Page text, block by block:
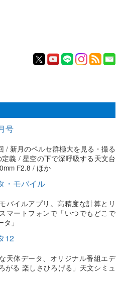
号
/ 新月のペルセ群極大を見る・撮る
義 / 星空の下で深呼吸する天文台
F2.8 / ほか
・モバイル
バイルアプリ。高精度な計算とリ
マートフォンで「いつでもどこで
」
12
天体データ、オリジナル番組エデ
がる 楽しさひろげる」天文シミュ